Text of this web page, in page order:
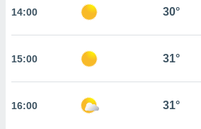
no
um perfil
e
14:00 30°
15:00 31°
16:00 31°